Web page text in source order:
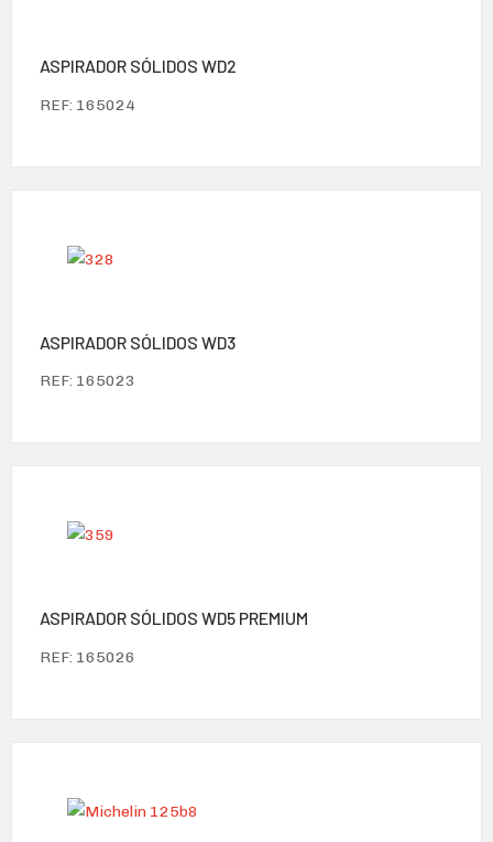
ASPIRADOR SÓLIDOS WD2
REF: 165024
ASPIRADOR SÓLIDOS WD3
REF: 165023
ASPIRADOR SÓLIDOS WD5 PREMIUM
REF: 165026